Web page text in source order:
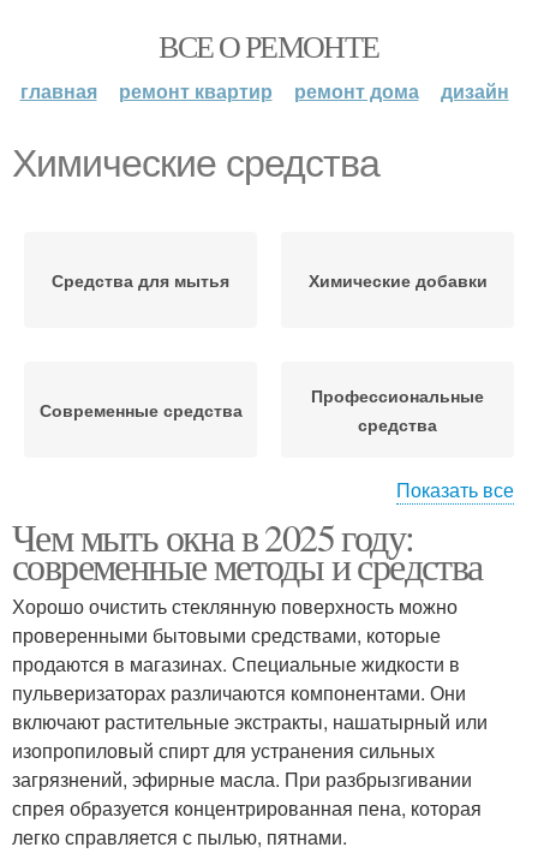
ВСЕ О РЕМОНТЕ
главная ремонт квартир ремонт дома дизайн
Химические средства
Средства для мытья Химические добавки
Современные средства
Профессиональные
средства
Домашние средства Средства для очистки
Натуральные средства Коммерческие средства
Народные средства
Средства для
обработки
Показать все
Чем мыть окна в 2025 году:
современные методы и средства
Хорошо очистить стеклянную поверхность можно
проверенными бытовыми средствами, которые
продаются в магазинах. Специальные жидкости в
пульверизаторах различаются компонентами. Они
включают растительные экстракты, нашатырный или
изопропиловый спирт для устранения сильных
загрязнений, эфирные масла. При разбрызгивании
спрея образуется концентрированная пена, которая
легко справляется с пылью, пятнами.